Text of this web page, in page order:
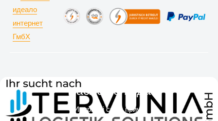
Наслов слајда
Испричај своју причу